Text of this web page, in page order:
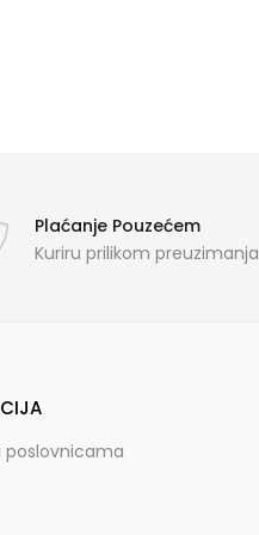
Plaćanje Pouzećem
Kuriru prilikom preuzimanja
poslovnicama